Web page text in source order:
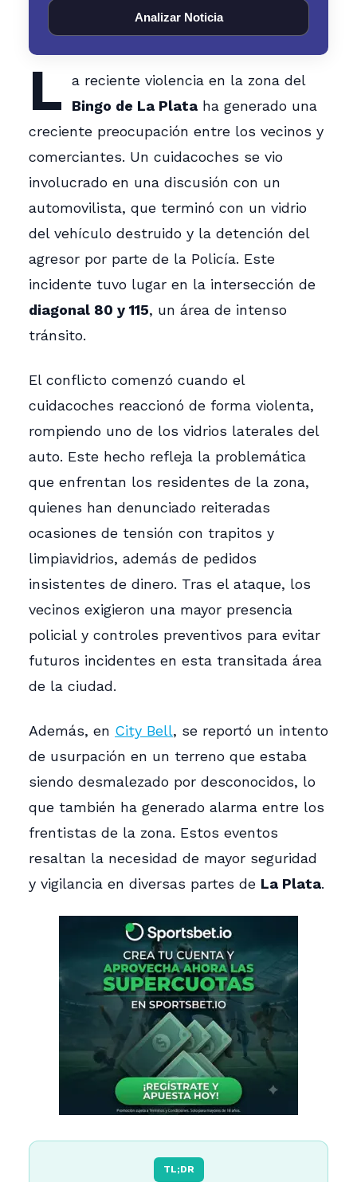
Analizar Noticia
L
a reciente violencia en la zona del
Bingo de La Plataha generado una
creciente preocupación entre los vecinos y
comerciantes. Un cuidacoches se vio
involucrado en una discusión con un
automovilista, que terminó con un vidrio
del vehículo destruido y la detención del
agresor por parte de la Policía. Este
incidente tuvo lugar en la intersección de
diagonal 80 y 115, un área de intenso
tránsito.
El conflicto comenzó cuando el
cuidacoches reaccionó de forma violenta,
rompiendo uno de los vidrios laterales del
auto. Este hecho refleja la problemática
que enfrentan los residentes de la zona,
quienes han denunciado reiteradas
ocasiones de tensión con trapitos y
limpiavidrios, además de pedidos
insistentes de dinero. Tras el ataque, los
vecinos exigieron una mayor presencia
policial y controles preventivos para evitar
futuros incidentes en esta transitada área
de la ciudad.
Además, en City Bell, se reportó un intento
de usurpación en un terreno que estaba
siendo desmalezado por desconocidos, lo
que también ha generado alarma entre los
frentistas de la zona. Estos eventos
resaltan la necesidad de mayor seguridad
y vigilancia en diversas partes de La Plata.
TL;DR